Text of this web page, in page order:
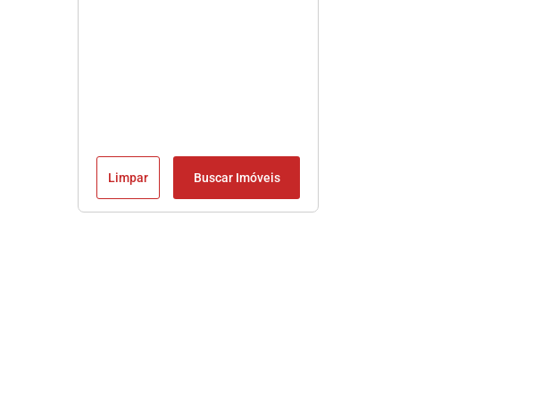
Limpar Buscar Imóveis